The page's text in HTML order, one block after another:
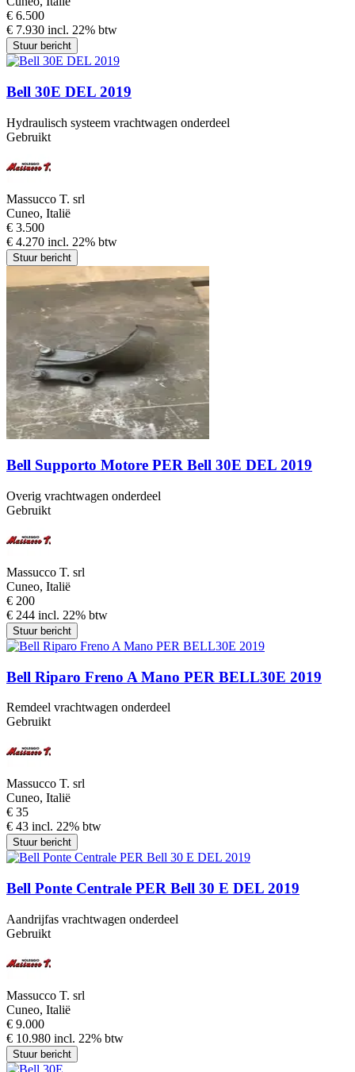
€ 6.500
€ 7.930 incl. 22% btw
Stuur bericht
Bell 30E DEL 2019
Hydraulisch systeem vrachtwagen onderdeel
Gebruikt
Massucco T. srl
Cuneo, Italië
€ 3.500
€ 4.270 incl. 22% btw
Stuur bericht
Bell Supporto Motore PER Bell 30E DEL 2019
Overig vrachtwagen onderdeel
Gebruikt
Massucco T. srl
Cuneo, Italië
€ 200
€ 244 incl. 22% btw
Stuur bericht
Bell Riparo Freno A Mano PER BELL30E 2019
Remdeel vrachtwagen onderdeel
Gebruikt
Massucco T. srl
Cuneo, Italië
€ 35
€ 43 incl. 22% btw
Stuur bericht
Bell Ponte Centrale PER Bell 30 E DEL 2019
Aandrijfas vrachtwagen onderdeel
Gebruikt
Massucco T. srl
Cuneo, Italië
€ 9.000
€ 10.980 incl. 22% btw
Stuur bericht